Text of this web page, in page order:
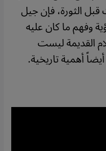
قبل الثورة، فإن جيل
وفهم ما كان عليه
القديمة ليست
أهمية تاريخية.